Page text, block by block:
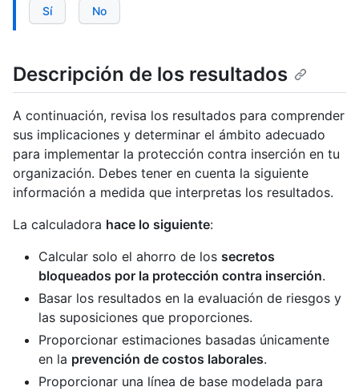
Sí No
Descripción de los resultados
A continuación, revisa los resultados para comprender
sus implicaciones y determinar el ámbito adecuado
para implementar la protección contra inserción en tu
organización. Debes tener en cuenta la siguiente
información a medida que interpretas los resultados.
La calculadora hace lo siguiente:
Calcular solo el ahorro de los secretos
bloqueados por la protección contra inserción.
Basar los resultados en la evaluación de riesgos y
las suposiciones que proporciones.
Proporcionar estimaciones basadas únicamente
en la prevención de costos laborales.
Proporcionar una línea de base modelada para